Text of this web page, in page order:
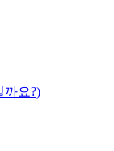
까요?)